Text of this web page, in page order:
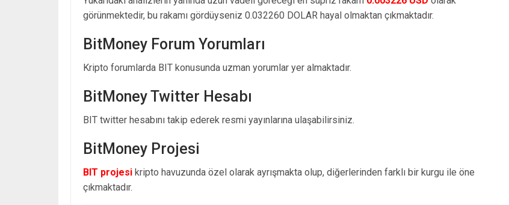
görünmektedir, bu rakamı gördüyseniz 0.032260 DOLAR hayal olmaktan çıkmaktadır.
BitMoney Forum Yorumları
Kripto forumlarda BIT konusunda uzman yorumlar yer almaktadır.
BitMoney Twitter Hesabı
BIT twitter hesabını takip ederek resmi yayınlarına ulaşabilirsiniz.
BitMoney Projesi
BIT projesi kripto havuzunda özel olarak ayrışmakta olup, diğerlerinden farklı bir kurgu ile öne
çıkmaktadır.